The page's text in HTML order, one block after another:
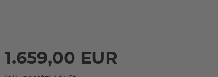
1.659,00 EUR